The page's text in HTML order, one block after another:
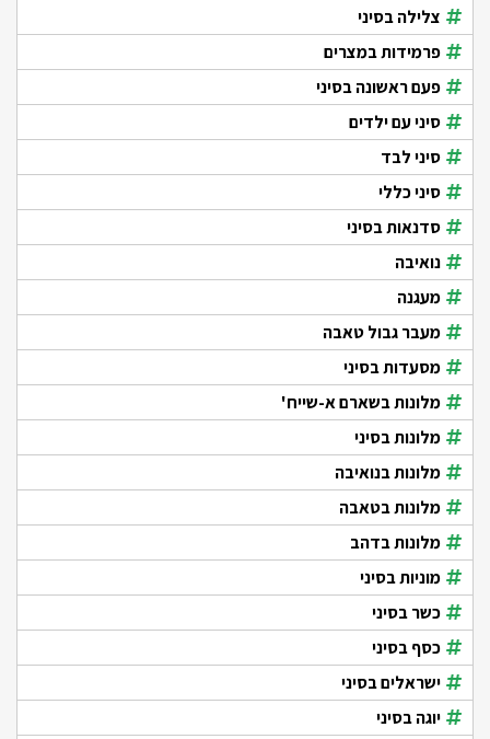
צלילה בסיני
פרמידות במצרים
פעם ראשונה בסיני
סיני עם ילדים
סיני לבד
סיני כללי
סדנאות בסיני
נואיבה
מעגנה
מעבר גבול טאבה
מסעדות בסיני
מלונות בשארם א-שייח'
מלונות בסיני
מלונות בנואיבה
מלונות בטאבה
מלונות בדהב
מוניות בסיני
כשר בסיני
כסף בסיני
ישראלים בסיני
יוגה בסיני